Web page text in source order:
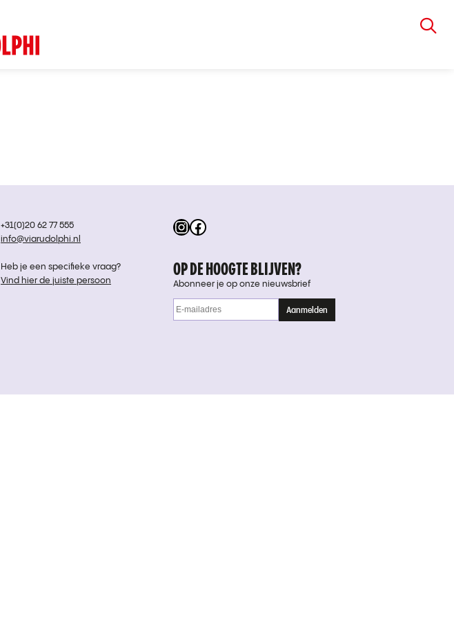
Instagram
Facebook
+31(0)20 62 77 555
info@viarudolphi.nl
Heb je een specifieke vraag?
Vind hier de juiste persoon
OP DE HOOGTE BLIJVEN?
Abonneer je op onze nieuwsbrief